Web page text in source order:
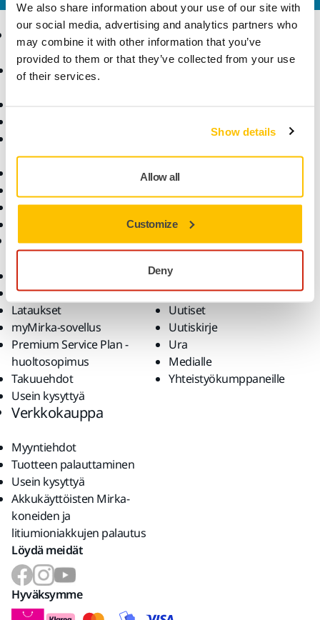
We also share information about your use of our site with
our social media, advertising and analytics partners who
may combine it with other information that you’ve
provided to them or that they’ve collected from your use
of their services.
Show details
Allow all
Customize
Deny
Tuotteet
Hiomatuotteet ja
automaatio
Tarvikkeet ja oheistuotteet
Huippumerkit
Osaaminen
Tuki
Ennaltaehkäisevä huolto
Lataukset
myMirka-sovellus
Premium Service Plan -
huoltosopimus
Takuuehdot
Usein kysyttyä
Yritys
Ota yhteyttä
Tietoa meistä
Uutiset
Uutiskirje
Ura
Medialle
Yhteistyökumppaneille
Verkkokauppa
Myyntiehdot
Tuotteen palauttaminen
Usein kysyttyä
Akkukäyttöisten Mirka-
koneiden ja
litiumioniakkujen palautus
Löydä meidät
Hyväksymme